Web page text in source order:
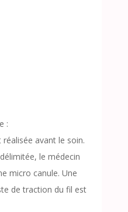
:
avant le soin.
le médecin
micro canule. Une
de traction du fil est